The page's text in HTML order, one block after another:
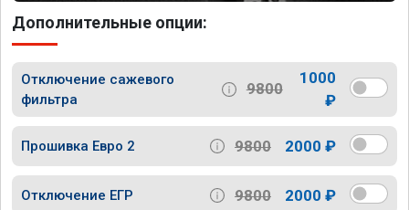
Дополнительные опции:
Отключение сажевого
фильтра
9800
1000
₽
Прошивка Евро 2 9800 2000 ₽
Отключение ЕГР 9800 2000 ₽